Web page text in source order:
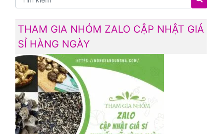
THAM GIA NHÓM ZALO CẬP NHẬT GIÁ
SỈ HÀNG NGÀY